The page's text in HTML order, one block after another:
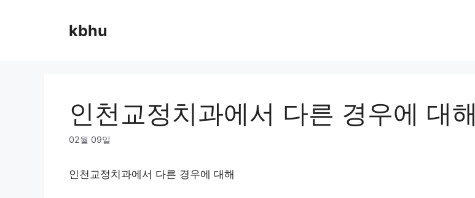
kbhu
인천교정치과에서 다른 경우에 대해
02월 09일
인천교정치과에서 다른 경우에 대해